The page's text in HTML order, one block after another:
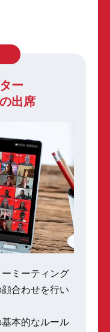
ー
出席
ミーティング
合わせを行い
本的なルール